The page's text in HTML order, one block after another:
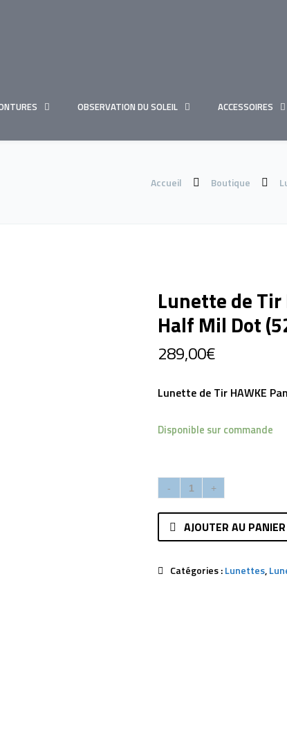
OBSERVATION DU SOLEIL ACCESSOIRES
Accueil Boutique
Lunette de Tir
Half Mil Dot
289,00€
Lunette de Tir HAWKE
Disponible sur commande
AJOUTER AU PANIER
Catégories :Lunettes,